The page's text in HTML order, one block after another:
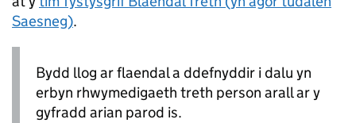
Saesneg).
Bydd llog ar flaendal a ddefnyddir i dalu yn
erbyn rhwymedigaeth treth person arall ar y
gyfradd arian parod is.